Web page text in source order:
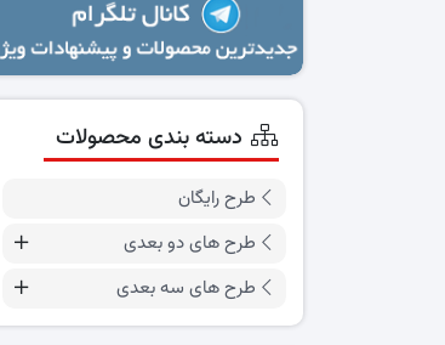
دسته بندی محصولات
طرح رایگان
طرح های دو بعدی
طرح های سه بعدی